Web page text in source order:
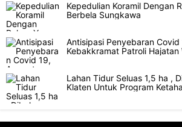
Kepedulian Koramil Dengan
Berbela Sungkawa
Antisipasi Penyebaran
Kebakkramat Patroli Hajatan
Lahan Tidur Seluas 1,5 ha ,
Klaten Untuk Program